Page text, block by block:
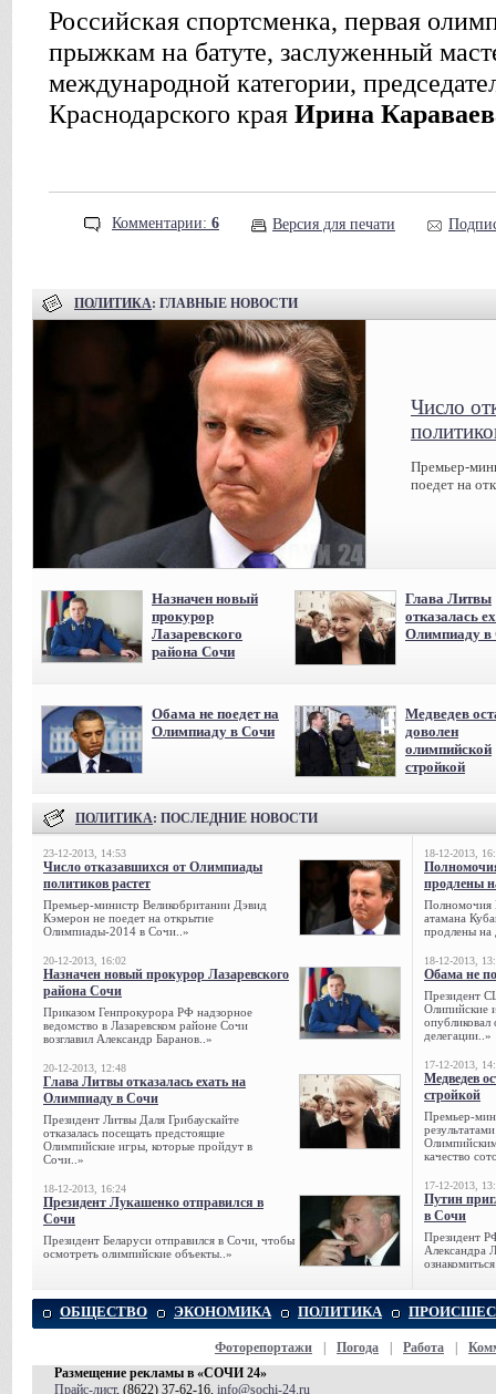
Российская спортсменка, первая
прыжкам на батуте, заслуженный
международной категории,
Краснодарского края Ирина
Комментарии: 6 Версия для печати
ПОЛИТИКА: ГЛАВНЫЕ НОВОСТИ
Число
Премьер-
поедет на
Назначен новый
прокурор
Лазаревского
района Сочи
Глава Литвы
отказалась
Олимпиаду в
Обама не поедет на
Олимпиаду в Сочи
Медведев
доволен
олимпийской
стройкой
ПОЛИТИКА: ПОСЛЕДНИЕ НОВОСТИ
23-12-2013, 14:53
Число отказавшихся от Олимпиады
политиков растет
Премьер-министр Великобритании Дэвид
Кэмерон не поедет на открытие
Олимпиады-2014 в Сочи..»
20-12-2013, 16:02
Назначен новый прокурор Лазаревского
района Сочи
Приказом Генпрокурора РФ надзорное
ведомство в Лазаревском районе Сочи
возглавил Александр Баранов..»
20-12-2013, 12:48
Глава Литвы отказалась ехать на
Олимпиаду в Сочи
Президент Литвы Даля Грибаускайте
отказалась посещать предстоящие
Олимпийские игры, которые пройдут в
Сочи..»
18-12-2013, 16:24
Президент Лукашенко отправился в
Сочи
Президент Беларуси отправился в Сочи, чтобы
осмотреть олимпийские объекты..»
18-12-2013,
продлены
Полномочия
атамана
продлены на
18-12-2013,
Обама не
Президент
Олипийские
опубликовал
делегации..»
17-12-2013,
Медведев
стройкой
Премьер-
качество
17-12-2013,
Путин
в Сочи
Президент
Александра
ОБЩЕСТВО ЭКОНОМИКА ПОЛИТИКА
Фоторепортажи Погода Работа
Размещение рекламы в «СОЧИ 24»
Прайс-лист, (8622) 37-62-16, info@sochi-24.ru